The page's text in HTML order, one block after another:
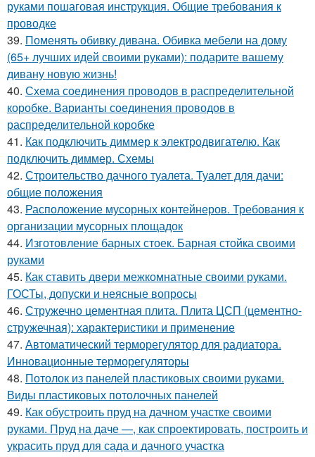
руками пошаговая инструкция. Общие требования к
проводке
39. Поменять обивку дивана. Обивка мебели на дому
(65+ лучших идей своими руками): подарите вашему
дивану новую жизнь!
40. Схема соединения проводов в распределительной
коробке. Варианты соединения проводов в
распределительной коробке
41. Как подключить диммер к электродвигателю. Как
подключить диммер. Схемы
42. Строительство дачного туалета. Туалет для дачи:
общие положения
43. Расположение мусорных контейнеров. Требования к
организации мусорных площадок
44. Изготовление барных стоек. Барная стойка своими
руками
45. Как ставить двери межкомнатные своими руками.
ГОСТы, допуски и неясные вопросы
46. Стружечно цементная плита. Плита ЦСП (цементно-
стружечная): характеристики и применение
47. Автоматический терморегулятор для радиатора.
Инновационные терморегуляторы
48. Потолок из панелей пластиковых своими руками.
Виды пластиковых потолочных панелей
49. Как обустроить пруд на дачном участке своими
руками. Пруд на даче —, как спроектировать, построить и
украсить пруд для сада и дачного участка